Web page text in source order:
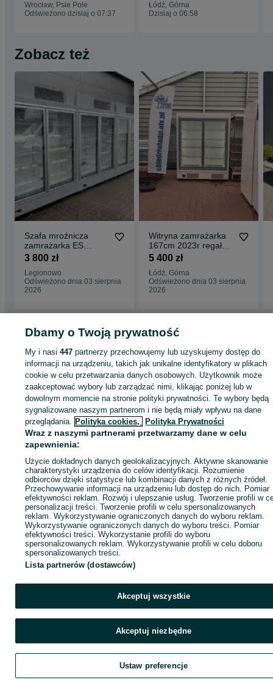
zamrażarka witryna
DOSTAWA do lodów
Wrocław, Psie Pole
Odświeżono dzisiaj o 07:37
Łódź, Górna
Dzisiaj o 06:58
Zobacz też
Szafa mroźnicza
zamrażarka ES
SYSTEM 1,65m i inne
GWARANCJA
3 800 zł
Legionowo
Odświeżono dnia 03 sierpnia
2026
Witryna zamrażarka
167cm 2023r regał
mroźniczy mroźnia
DOSTAWA ES
SYSTEM PRIMUS
66.206 2.D JBG
5 400 zł
Łódź, Górna
Odświeżono dnia 03 sierpnia
2026
Strona główna Firma i Przemysł Sklepy i magazyny
Lady i witryny chłodnicze - Łódzkie
Łódź
Lady i witryny chłodnicze - Górna
KATEGORIA
1076043447 Wyświetlenia:
Zadzwoń / SMS
Dbamy o Twoją prywatność
My i nasi447 partnerzy przechowujemy lub uzyskujemy dostęp do
informacji na urządzeniu, takich jak unikalne identyfikatory w plikach
cookie w celu przetwarzania danych osobowych. Użytkownik może
zaakceptować wybory lub zarządzać nimi, klikając poniżej lub w
dowolnym momencie na stronie polityki prywatności. Te wybory będą
sygnalizowane naszym partnerom i nie będą miały wpływu na dane
przeglądania. Polityka cookies, Polityka Prywatności
Wraz z naszymi partnerami przetwarzamy dane w celu
zapewnienia:
Użycie dokładnych danych geolokalizacyjnych. Aktywne skanowanie
charakterystyki urządzenia do celów identyfikacji. Rozumienie
odbiorców dzięki statystyce lub kombinacji danych z różnych źródeł.
Przechowywanie informacji na urządzeniu lub dostęp do nich. Pomiar
efektywności reklam. Rozwój i ulepszanie usług. Tworzenie profili w
personalizacji treści. Tworzenie profili w celu spersonalizowanych
reklam. Wykorzystywanie ograniczonych danych do wyboru reklam.
Wykorzystywanie ograniczonych danych do wyboru treści. Pomiar
efektywności treści. Wykorzystanie profili do wyboru
spersonalizowanych reklam. Wykorzystywanie profili w celu doboru
spersonalizowanych treści.
Lista partnerów (dostawców)
Akceptuj wszystkie
Akceptuj niezbędne
Ustaw preferencje